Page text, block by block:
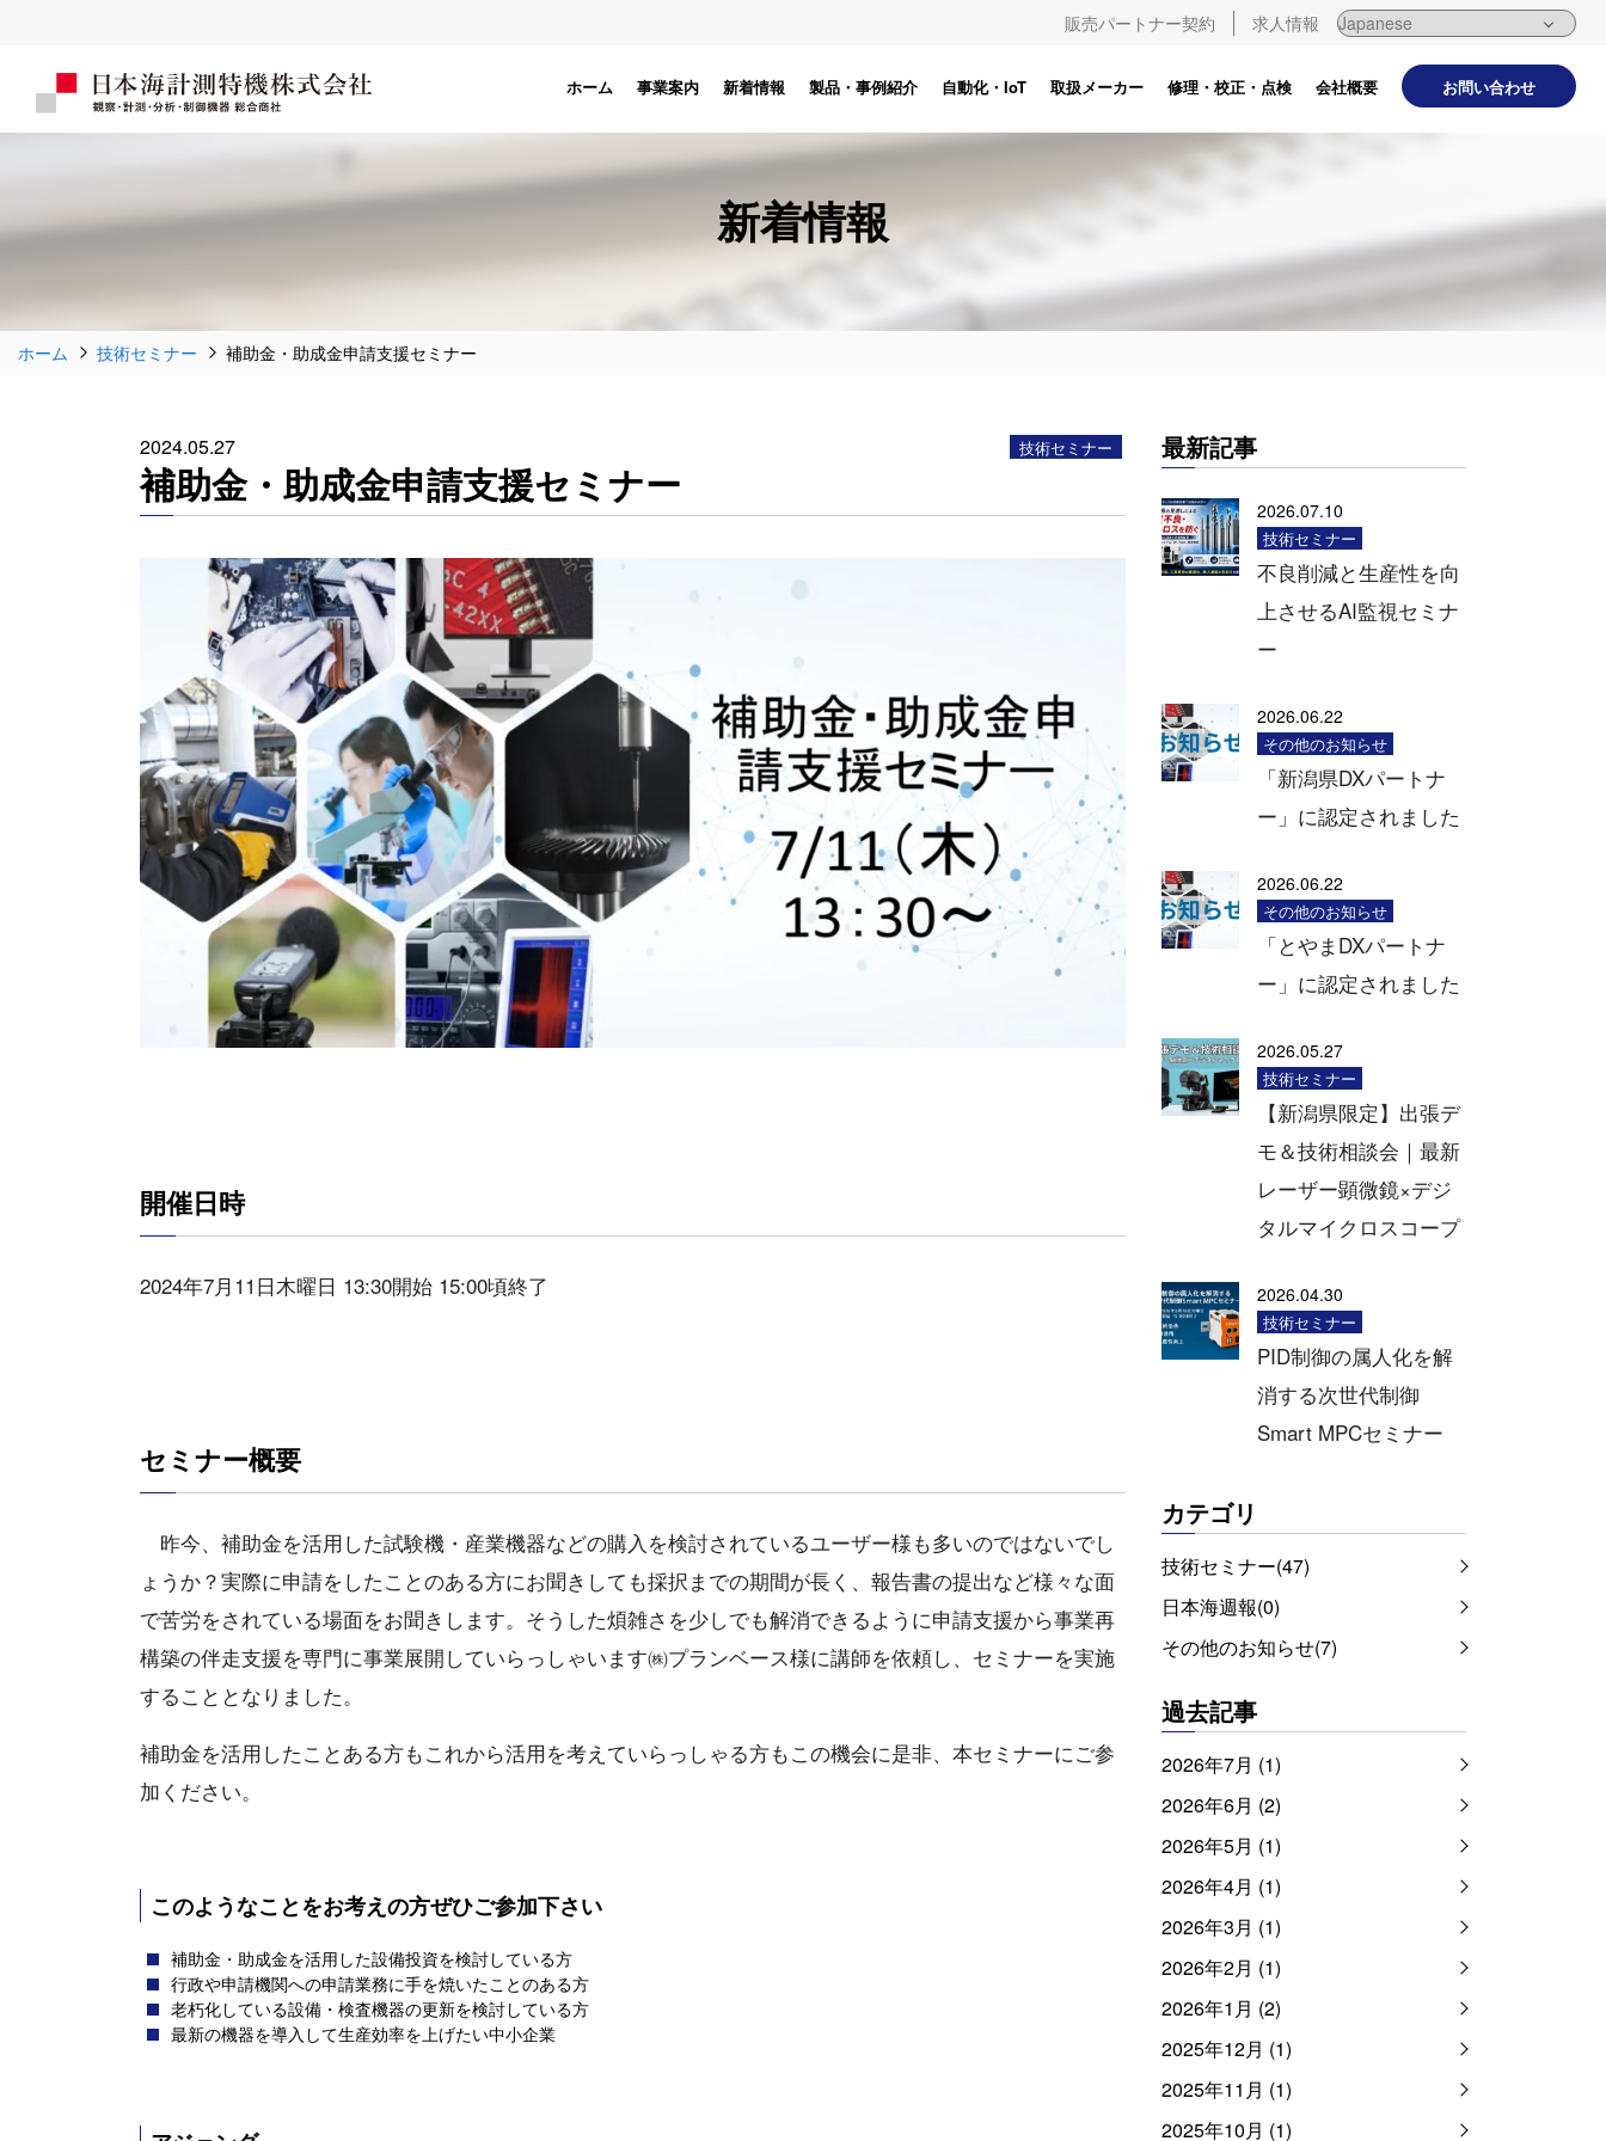
販売パートナー契約 求人情報
ホーム 事業案内 新着情報 製品・事例紹介 自動化・IoT 取扱メーカー 修理・校正・点検 会社概要 お問い合わせ
新着情報
ホーム 技術セミナー 補助金・助成金申請支援セミナー
2024.05.27 技術セミナー
補助金・助成金申請支援セミナー
開催日時
2024年7月11日木曜日 13:30開始 15:00頃終了
セミナー概要
昨今、補助金を活用した試験機・産業機器などの購入を検討されているユーザー様も多いのではないでし
ょうか？実際に申請をしたことのある方にお聞きしても採択までの期間が長く、報告書の提出など様々な面
で苦労をされている場面をお聞きします。そうした煩雑さを少しでも解消できるように申請支援から事業再
構築の伴走支援を専門に事業展開していらっしゃいます㈱プランベース様に講師を依頼し、セミナーを実施
することとなりました。
補助金を活用したことある方もこれから活用を考えていらっしゃる方もこの機会に是非、本セミナーにご参
加ください。
このようなことをお考えの方ぜひご参加下さい
補助金・助成金を活用した設備投資を検討している方
行政や申請機関への申請業務に手を焼いたことのある方
老朽化している設備・検査機器の更新を検討している方
最新の機器を導入して生産効率を上げたい中小企業
最新記事
2026.07.10
技術セミナー
不良削減と生産性を向
上させるAI監視セミナ
ー
2026.06.22
その他のお知らせ
「新潟県DXパートナ
ー」に認定されました
2026.06.22
その他のお知らせ
「とやまDXパートナ
ー」に認定されました
2026.05.27
技術セミナー
【新潟県限定】出張デ
モ＆技術相談会｜最新
レーザー顕微鏡×デジ
タルマイクロスコープ
2026.04.30
技術セミナー
PID制御の属人化を解
消する次世代制御
Smart MPCセミナー
カテゴリ
技術セミナー(47)
日本海週報(0)
その他のお知らせ(7)
過去記事
2026年7月 (1)
2026年6月 (2)
2026年5月 (1)
2026年4月 (1)
2026年3月 (1)
2026年2月 (1)
2026年1月 (2)
2025年12月 (1)
2025年11月 (1)
2025年10月 (1)